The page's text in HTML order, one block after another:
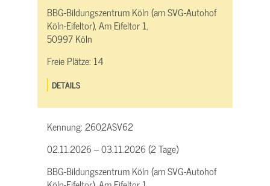
BBG-Bildungszentrum Köln (am SVG-Autohof
Köln-Eifeltor), Am Eifeltor 1,
50997 Köln
Freie Plätze: 14
DETAILS
Kennung:2602ASV62
02.11.2026 – 03.11.2026 (2 Tage)
BBG-Bildungszentrum Köln (am SVG-Autohof